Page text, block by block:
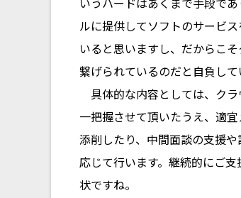
ルに提供してソフトのサービ
いると思いますし、だからこ
繋げられているのだと自負して
具体的な内容としては、ク
一把握させて頂いたうえ、適
添削したり、中間面談の支援
応じて行います。継続的にご
状ですね。